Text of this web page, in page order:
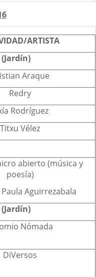
ARTISTA
(Jardín)
Araque
Redry
Rodríguez
Titxu Vélez
abierto (música y
poesía)
Aguirrezabala
(Jardín)
Nómada
DiVersos